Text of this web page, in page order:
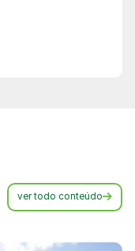
ver todo conteúdo